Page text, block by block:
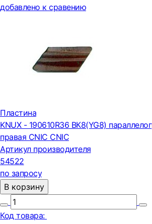
добавлено к сравению
Пластина
KNUX - 190610R36 ВК8(YG8)
правая CNIC CNIC
Артикул производителя
54522
по запросу
В корзину
Код товара: